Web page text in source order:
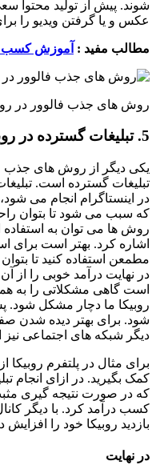
شوند. پیش از تولید محتوا
عکس و یا گرفتن ویدیو را
مطالب مفید : آموزش کسب
روش های جذب فالوور در
5. تبلیغات گسترده در روبیکا
یکی دیگر از روش های جذب
تبلیغات گسترده است.
در اینستاگرام انجام می
که سبب می شود تا بتوان راحت
روش ها می توان به استفاده
اشاره کرد. بهتر است برای
مطمعن استفاده کنید تا
در نهایت درآمد خوبی را
است گاهی مشکلاتی را به
روبیکا ما دچار مشکل شود.
شود. برای بهتر دیده شدن
دیگر شبکه های اجتماعی نیز
برای مثال در پلتفرم روبیکا
کمک بگیرید. در ازای انجام
که در صورت نتیجه گیری
کسب درآمد کرد. با دیگر
بازدید روبیکا خود را افزایش
در نهایت